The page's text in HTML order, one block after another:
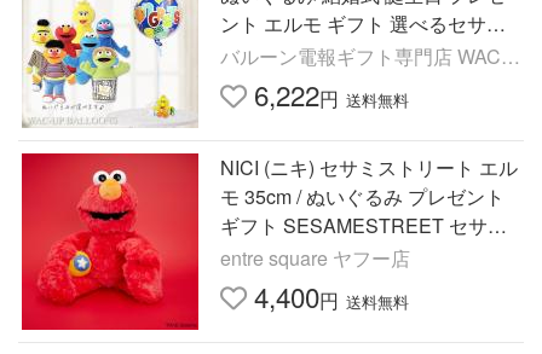
ント エルモ ギフト 選べるセサミ
ビーンバッグのぬいぐるみが運ぶ
♪ワンバルーンセット
バルーン電報ギフト専門店 WAC-
UP 6,222円 送料無料
NICI (ニキ) セサミストリート エル
モ 35cm / ぬいぐるみ プレゼント
ギフト SESAMESTREET セサミ
おもちゃ
entre square ヤフー店
4,400円 送料無料